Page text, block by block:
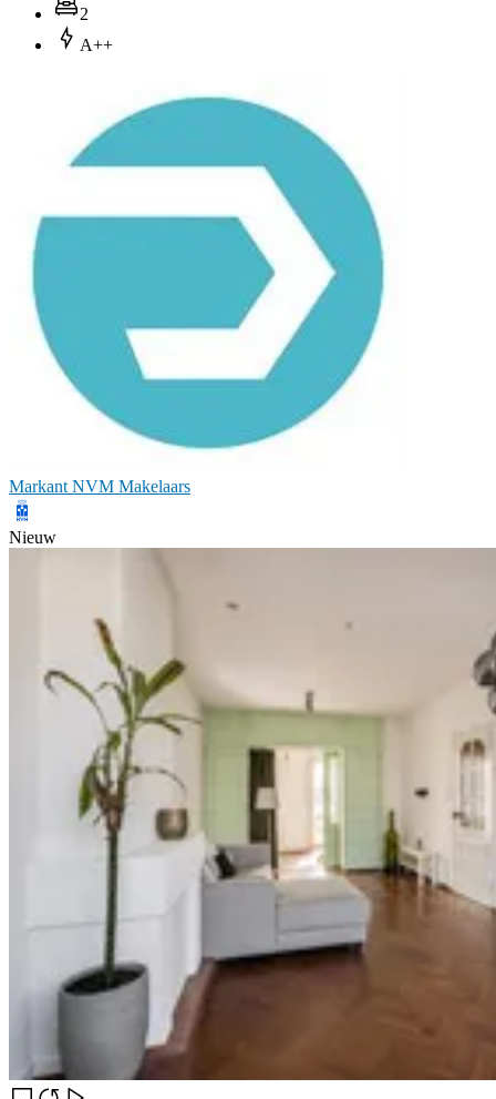
2
A++
Markant NVM Makelaars
Nieuw